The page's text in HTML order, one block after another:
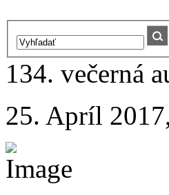
134. večerná
25. Apríl